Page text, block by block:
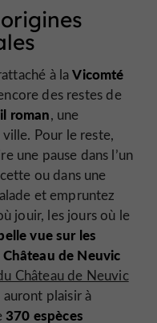
à laVicomté
des restes de
roman, une
Pour le reste,
une pause dans l’un
ou dans une
et empruntez
jouir, les jours où le
vue sur les
Château de Neuvic
Château de Neuvic
plaisir à
370 espèces